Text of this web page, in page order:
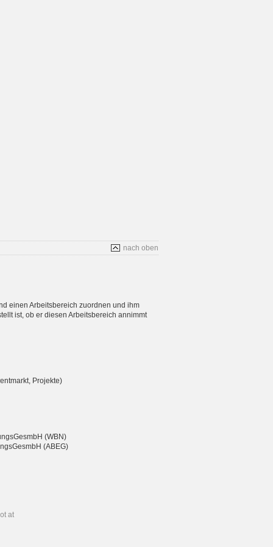
nach oben
einen Arbeitsbereich zuordnen und ihm
ist, ob er diesen Arbeitsbereich annimmt
Projekte)
(WBN)
(ABEG)
at